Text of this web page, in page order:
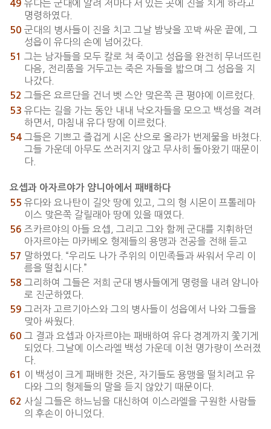
49 유다는 군대에 알려 저마다 서 있는 곳에 진을 치게 하라고
명령하였다.
50 군대의 병사들이 진을 치고 그날 밤낮을 꼬박 싸운 끝에, 그
성읍이 유다의 손에 넘어갔다.
51
그는 남자들을 모두 칼로 쳐 죽이고 성읍을 완전히 무너뜨린
다음, 전리품을 거두고는 죽은 자들을 밟으며 그 성읍을 지
나갔다.
52 그들은 요르단을 건너 벳 스안 맞은쪽 큰 평야에 이르렀다.
53 유다는 길을 가는 동안 내내 낙오자들을 모으고 백성을 격려
하면서, 마침내 유다 땅에 이르렀다.
54 그들은 기쁘고 즐겁게 시온 산으로 올라가 번제물을 바쳤다.
그들 가운데 아무도 쓰러지지 않고 무사히 돌아왔기 때문이
다.
요셉과 아자르야가 얌니아에서 패배하다
55 유다와 요나탄이 길앗 땅에 있고, 그의 형 시몬이 프톨레마
이스 맞은쪽 갈릴래아 땅에 있을 때였다.
56 즈카르야의 아들 요셉, 그리고 그와 함께 군대를 지휘하던
아자르야는 마카베오 형제들의 용맹과 전공을 전해 듣고
57 말하였다. “우리도 나가 주위의 이민족들과 싸워서 우리 이
름을 떨칩시다.”
58 그리하여 그들은 저희 군대 병사들에게 명령을 내려 얌니아
로 진군하였다.
59 그러자 고르기아스와 그의 병사들이 성읍에서 나와 그들을
맞아 싸웠다.
60 그 결과 요셉과 아자르야는 패배하여 유다 경계까지 쫓기게
되었다. 그날에 이스라엘 백성 가운데 이천 명가량이 쓰러졌
다.
61
이 백성이 크게 패배한 것은, 자기들도 용맹을 떨치려고 유
다와 그의 형제들의 말을 듣지 않았기 때문이다.
62 사실 그들은 하느님을 대신하여 이스라엘을 구원한 사람들
의 후손이 아니었다.